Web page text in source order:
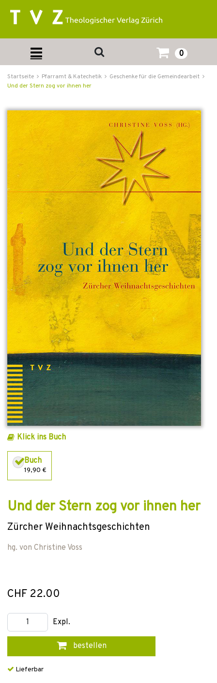
0
Startseite Pfarramt & Katechetik
Geschenke für die Gemeindearbeit
Und der Stern zog vor ihnen her
Klick ins Buch
Buch
19,90 €
Und der Stern zog vor ihnen her
Zürcher Weihnachtsgeschichten
hg. von Christine Voss
CHF 22.00
Expl.
bestellen
Lieferbar